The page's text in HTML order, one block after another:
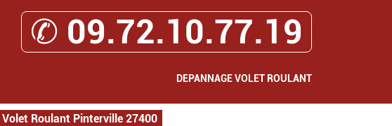
✆ 09.72.10.77.19
DEPANNAGE VOLET ROULANT
Volet Roulant Pinterville 27400